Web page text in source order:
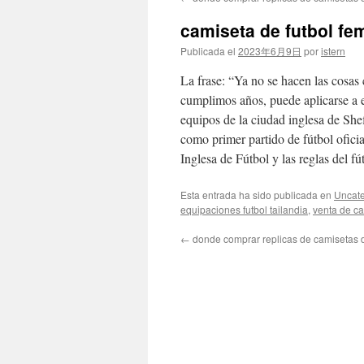
contenido
camiseta de futbol
Publicada el 2023年6月9日 poristern
La frase: “Ya no se hacen las
cumplimos años, puede aplicarse
equipos de la ciudad inglesa de
como primer partido de fútbol
Inglesa de Fútbol y las reglas del
Esta entrada ha sido publicada en
equipaciones futbol tailandia, venta de
← donde comprar replicas de camisetas